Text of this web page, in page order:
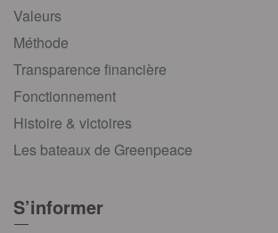
Valeurs
Méthode
Transparence financière
Fonctionnement
Histoire & victoires
Les bateaux de Greenpeace
S’informer